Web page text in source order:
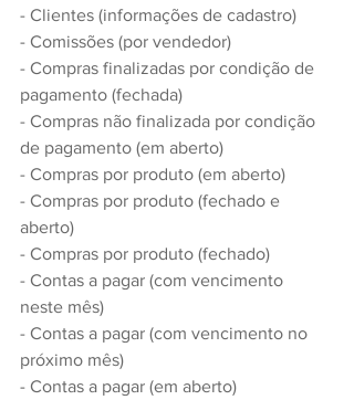
- Clientes (informações de cadastro)
- Comissões (por vendedor)
- Compras finalizadas por condição de
pagamento (fechada)
- Compras não finalizada por condição
de pagamento (em aberto)
- Compras por produto (em aberto)
- Compras por produto (fechado e
aberto)
- Compras por produto (fechado)
- Contas a pagar (com vencimento
neste mês)
- Contas a pagar (com vencimento no
próximo mês)
- Contas a pagar (em aberto)